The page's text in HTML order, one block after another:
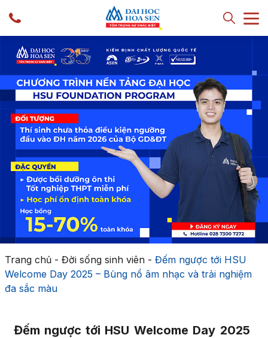
Trang chủ- Đời sống sinh viên- Đếm ngược tới HSU
Welcome Day 2025 – Bùng nổ âm nhạc và trải nghiệm
đa sắc màu
Đếm ngược tới HSU Welcome Day 2025